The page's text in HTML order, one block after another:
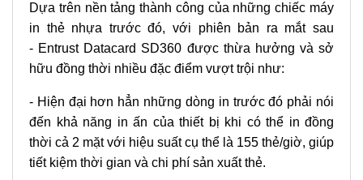
Dựa trên nền tảng thành công của những chiếc máy
in thẻ nhựa trước đó, với phiên bản ra mắt sau
- Entrust Datacard SD360 được thừa hưởng và sở
hữu đồng thời nhiều đặc điểm vượt trội như:
- Hiện đại hơn hẳn những dòng in trước đó phải nói
đến khả năng in ấn của thiết bị khi có thể in đồng
thời cả 2 mặt với hiệu suất cụ thể là 155 thẻ/giờ, giúp
tiết kiệm thời gian và chi phí sản xuất thẻ.